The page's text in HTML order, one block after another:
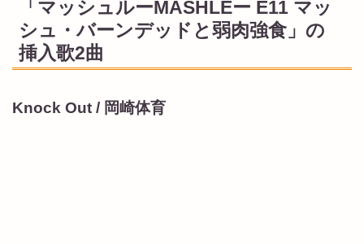
「マッシュルーMASHLEー E11 マッ
シュ・バーンデッドと弱肉強食」の
挿入歌2曲
Knock Out / 岡崎体育